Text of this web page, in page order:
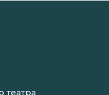
театра